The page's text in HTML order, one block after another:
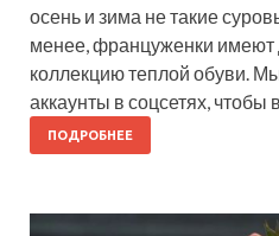
осень и зима не такие
менее, француженки
коллекцию теплой обуви.
аккаунты в соцсетях, чтобы
ПОДРОБНЕЕ